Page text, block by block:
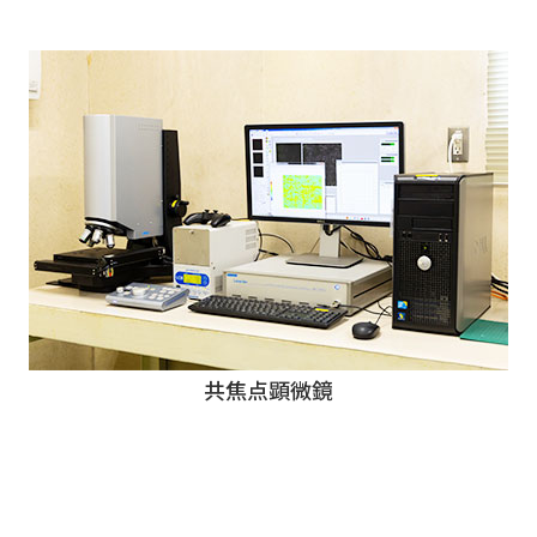
共焦点顕微鏡